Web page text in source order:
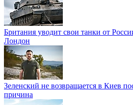
Британия уводит свои танки от
Лондон
Зеленский не возвращается в Киев
причина